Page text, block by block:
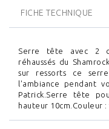
FICHE TECHNIQUE
Serre tête avec 2
réhaussés du
sur ressorts ce
l'ambiance pendant
Patrick.Serre tête
hauteur 10cm.Couleur :